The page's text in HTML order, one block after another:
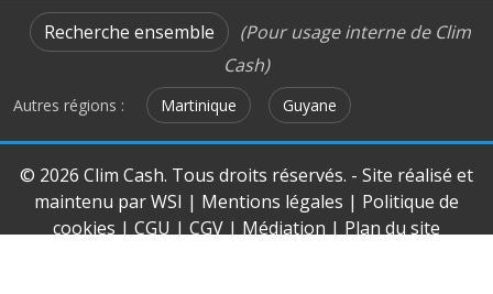
Recherche ensemble
(Pour usage interne de Clim
Cash)
Autres régions : Martinique Guyane
© 2026 Clim Cash. Tous droits réservés. - Site réalisé et
maintenu parWSI | Mentions légales | Politique de
cookies | CGU | CGV | Médiation | Plan du site